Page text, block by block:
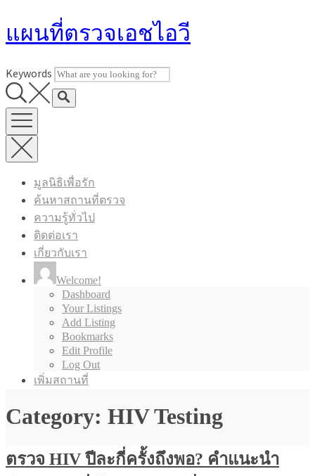
to
แผนที่ตรวจเอชไอวี
Keywords
มูลนิธิเพื่อรัก
ค้นหาสถานที่ตรวจ
ความรู้ทั่วไป
ติดต่อเรา
เกี่ยวกับเรา
Welcome!
Dashboard
Your Listings
Add Listing
Bookmarks
Edit Profile
Log Out
เพิ่มสถานที่
Category: HIV Testing
ตรวจ HIV ปีละกี่ครั้งถึงพอ? คำแนะนำ